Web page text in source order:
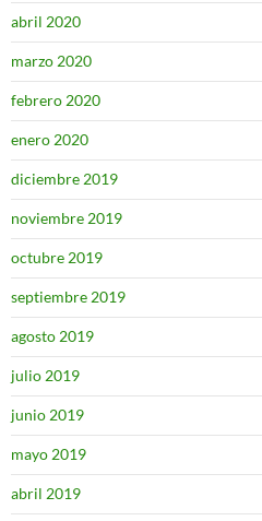
abril 2020
marzo 2020
febrero 2020
enero 2020
diciembre 2019
noviembre 2019
octubre 2019
septiembre 2019
agosto 2019
julio 2019
junio 2019
mayo 2019
abril 2019